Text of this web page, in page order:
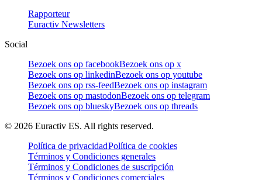
Rapporteur
Euractiv Newsletters
Social
Bezoek ons op facebookBezoek ons op x
Bezoek ons op linkedinBezoek ons op youtube
Bezoek ons op rss-feedBezoek ons op instagram
Bezoek ons op mastodonBezoek ons op telegram
Bezoek ons op blueskyBezoek ons op threads
© 2026 Euractiv ES. All rights reserved.
Política de privacidadPolítica de cookies
Términos y Condiciones generales
Términos y Condiciones de suscripción
Términos y Condiciones comerciales